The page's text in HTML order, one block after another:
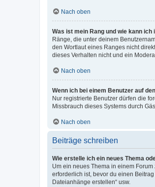
Nach oben
Was ist mein Rang und wie kann ich
Ränge, die unter deinem
den Wortlaut eines Ranges nicht
dieses Verhalten nicht und ein
Nach oben
Wenn ich bei einem Benutzer auf
Nur registrierte Benutzer dürfen die
Missbrauch dieses Systems durch
Nach oben
Beiträge schreiben
Wie erstelle ich ein neues Thema
Um ein neues Thema in einem
erforderlich ist, bevor du einen
Dateianhänge erstellen“ usw.